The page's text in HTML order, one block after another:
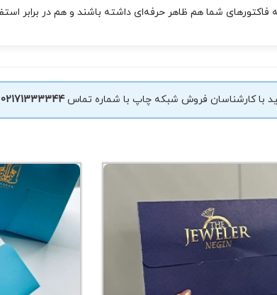
با کارشناسان فروش شبکه چاپ با شماره تماس02171333344